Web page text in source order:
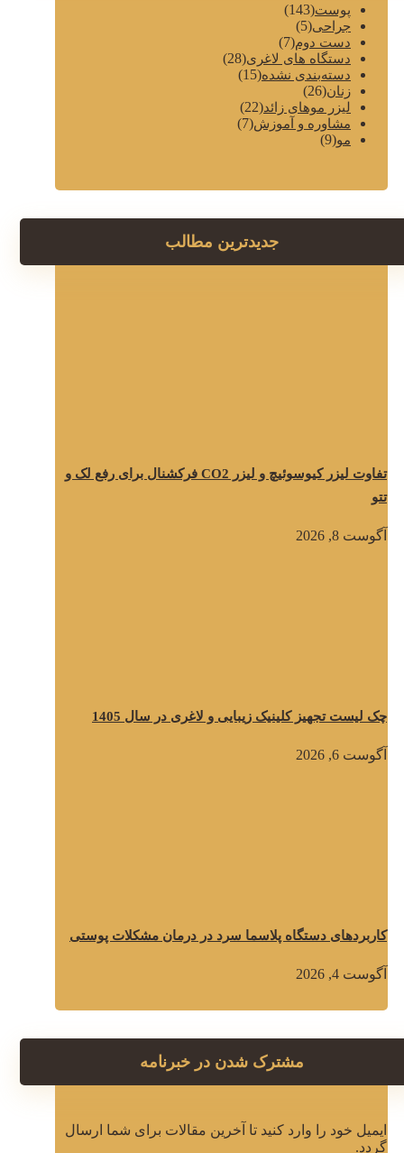
پوست(143)
جراحی(5)
دست دوم(7)
دستگاه های لاغری(28)
دسته‌بندی نشده(15)
زنان(26)
لیزر موهای زائد(22)
مشاوره و آموزش(7)
مو(9)
جدیدترین مطالب
تفاوت لیزر کیوسوئیچ و لیزر CO2 فرکشنال برای رفع لک و
تتو
آگوست 8, 2026
چک لیست تجهیز کلینیک زیبایی و لاغری در سال 1405
آگوست 6, 2026
کاربردهای دستگاه پلاسما سرد در درمان مشکلات پوستی
آگوست 4, 2026
مشترک شدن در خبرنامه
ایمیل خود را وارد کنید تا آخرین مقالات برای شما ارسال
گردد.